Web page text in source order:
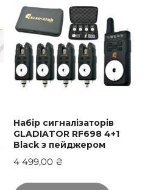
Набір сигналізаторів
GLADIATOR RF698 4+1
Black з пейджером
4 499,00 ₴